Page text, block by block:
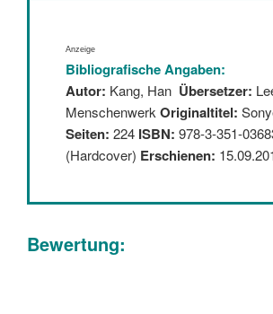
Anzeige
Bibliografische Angaben:
Autor: Kang, Han Übersetzer:
Menschenwerk Originaltitel:
Seiten: 224 ISBN: 978-3-351-
(Hardcover) Erschienen:
Bewertung: